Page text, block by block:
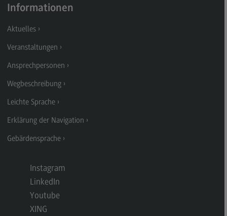
Executive Engineering
Executive Engineering
Modulangebot
Besonderheiten und Highlights
Berufsperspektiven
Kontakt
Finance
Finance
Berufsperspektiven
Kontakt
General Business Management
Informationen
Aktuelles
Veranstaltungen
Ansprechpersonen
Wegbeschreibung
Leichte Sprache
Erklärung der Navigation
Gebärdensprache
Instagram
LinkedIn
Youtube
XING